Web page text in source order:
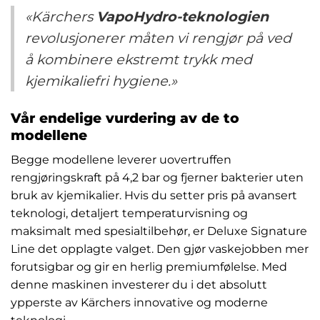
«Kärchers VapoHydro-teknologien
revolusjonerer måten vi rengjør på ved
å kombinere ekstremt trykk med
kjemikaliefri hygiene.»
Vår endelige vurdering av de to
modellene
Begge modellene leverer uovertruffen
rengjøringskraft på 4,2 bar og fjerner bakterier uten
bruk av kjemikalier. Hvis du setter pris på avansert
teknologi, detaljert temperaturvisning og
maksimalt med spesialtilbehør, er Deluxe Signature
Line det opplagte valget. Den gjør vaskejobben mer
forutsigbar og gir en herlig premiumfølelse. Med
denne maskinen investerer du i det absolutt
ypperste av Kärchers innovative og moderne